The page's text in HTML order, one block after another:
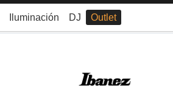
Iluminación DJ Outlet